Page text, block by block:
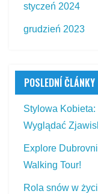
styczeń 2024
grudzień 2023
POSLEDNÍ ČLÁNKY
Stylowa
Wyglądać
Explore
Walking Tour!
Rola snów w